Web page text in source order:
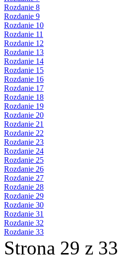
Rozdanie 8
Rozdanie 9
Rozdanie 10
Rozdanie 11
Rozdanie 12
Rozdanie 13
Rozdanie 14
Rozdanie 15
Rozdanie 16
Rozdanie 17
Rozdanie 18
Rozdanie 19
Rozdanie 20
Rozdanie 21
Rozdanie 22
Rozdanie 23
Rozdanie 24
Rozdanie 25
Rozdanie 26
Rozdanie 27
Rozdanie 28
Rozdanie 29
Rozdanie 30
Rozdanie 31
Rozdanie 32
Rozdanie 33
Strona 29 z 33